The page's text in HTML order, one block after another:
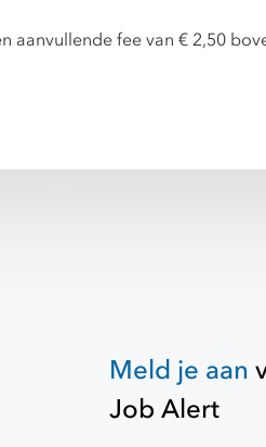
aanvullende fee van € 2,50
Meld je aan
Job Alert